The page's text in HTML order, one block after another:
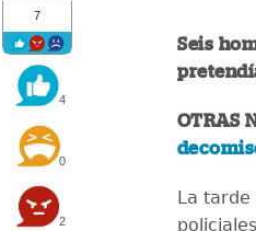
7
4
0
2
Seis
OTRAS
La tarde